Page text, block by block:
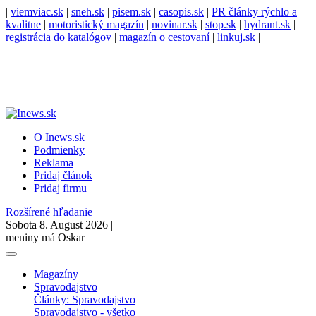
| viemviac.sk | sneh.sk | pisem.sk | casopis.sk | PR články rýchlo a
kvalitne | motoristický magazín | novinar.sk | stop.sk | hydrant.sk |
registrácia do katalógov | magazín o cestovaní| linkuj.sk |
O Inews.sk
Podmienky
Reklama
Pridaj článok
Pridaj firmu
Rozšírené hľadanie
Sobota 8. August 2026 |
meniny má Oskar
Magazíny
Spravodajstvo
Články: Spravodajstvo
Spravodajstvo - všetko